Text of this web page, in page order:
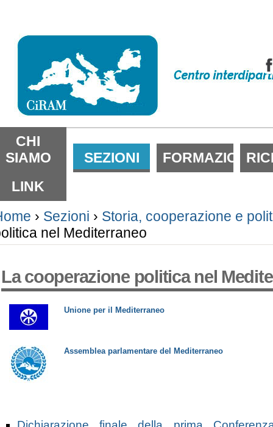
CHI
SIAMO
SEZIONI FORMAZIONE
LINK
› Sezioni › Storia, cooperazione e
nel Mediterraneo
La cooperazione politica nel
Unione per il Mediterraneo
Assemblea parlamentare del Mediterraneo